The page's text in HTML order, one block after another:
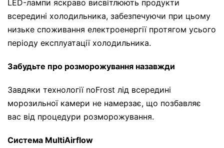
LED-лампи яскраво висвітлюють продукти
всередині холодильника, забезпечуючи при цьому
низьке споживання електроенергії протягом усього
періоду експлуатації холодильника.
Забудьте про розморожування назавжди
Завдяки технології noFrost лід всередині
морозильної камери не намерзає, що позбавляє
вас від процедури розморожування.
Система MultiAirflow